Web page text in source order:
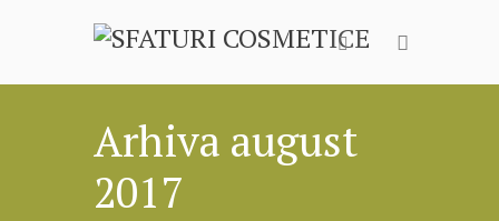
Arhiva august
2017